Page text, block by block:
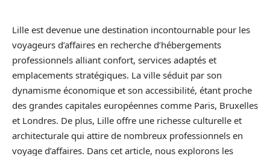
Lille est devenue une destination incontournable pour les
voyageurs d’affaires en recherche d’hébergements
professionnels alliant confort, services adaptés et
emplacements stratégiques. La ville séduit par son
dynamisme économique et son accessibilité, étant proche
des grandes capitales européennes comme Paris, Bruxelles
et Londres. De plus, Lille offre une richesse culturelle et
architecturale qui attire de nombreux professionnels en
voyage d’affaires. Dans cet article, nous explorons les